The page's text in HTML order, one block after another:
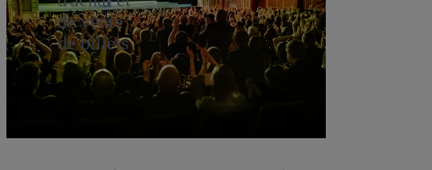
de vente
de billets